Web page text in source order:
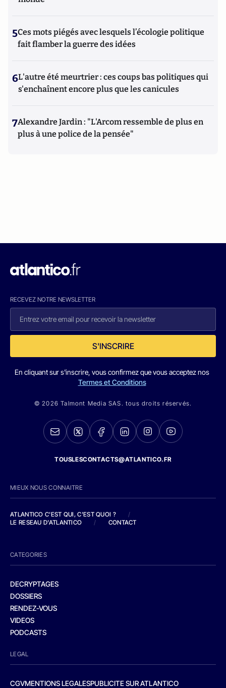
5Ces mots piégés avec lesquels l’écologie politique
fait flamber la guerre des idées
6L'autre été meurtrier : ces coups bas politiques qui
s'enchaînent encore plus que les canicules
7Alexandre Jardin : "L'Arcom ressemble de plus en
plus à une police de la pensée"
RECEVEZ NOTRE NEWSLETTER
S'INSCRIRE
En cliquant sur s'inscrire, vous confirmez que vous acceptez nos
Termes et Conditions
© 2026 Talmont Media SAS. tous droits réservés.
TOUSLESCONTACTS@ATLANTICO.FR
MIEUX NOUS CONNAITRE
ATLANTICO C'EST QUI, C'EST QUOI ?
/
LE RESEAU D'ATLANTICO
/ CONTACT
CATEGORIES
DECRYPTAGES
DOSSIERS
RENDEZ-VOUS
VIDEOS
PODCASTS
LEGAL
CGVMENTIONS LEGALESPUBLICITE SUR ATLANTICO